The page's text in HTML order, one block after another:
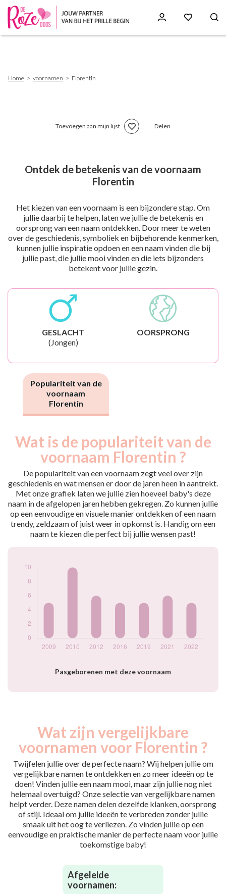
Home voornamen Florentin
Toevoegen aan mijn lijst Delen
Ontdek de betekenis van de voornaam
Florentin
Het kiezen van een voornaam is een bijzondere stap. Om
jullie daarbij te helpen, laten we jullie de betekenis en
oorsprong van een naam ontdekken. Door meer te weten
over de geschiedenis, symboliek en bijbehorende kenmerken,
kunnen jullie inspiratie opdoen en een naam vinden die bij
jullie past, die jullie mooi vinden en die iets bijzonders
betekent voor jullie gezin.
GESLACHT
(Jongen)
OORSPRONG
Populariteit van de
voornaam
Florentin
Wat is de populariteit van de
voornaam Florentin ?
De populariteit van een voornaam zegt veel over zijn
geschiedenis en wat mensen er door de jaren heen in aantrekt.
Met onze grafiek laten we jullie zien hoeveel baby's deze
naam in de afgelopen jaren hebben gekregen. Zo kunnen jullie
op een eenvoudige en visuele manier ontdekken of een naam
trendy, zeldzaam of juist weer in opkomst is. Handig om een
naam te kiezen die perfect bij jullie wensen past!
Pasgeborenen met deze voornaam
par année
Année
Nouveaux-
nés
2010
10
2012
6
2016
5
2019
5
2021
6
2022
5
Wat zijn vergelijkbare
voornamen voor Florentin ?
Twijfelen jullie over de perfecte naam? Wij helpen jullie om
vergelijkbare namen te ontdekken en zo meer ideeën op te
doen! Vinden jullie een naam mooi, maar zijn jullie nog niet
helemaal overtuigd? Onze selectie van vergelijkbare namen
helpt verder. Deze namen delen dezelfde klanken, oorsprong
of stijl. Ideaal om jullie ideeën te verbreden zonder jullie
smaak uit het oog te verliezen. Zo vinden jullie op een
eenvoudige en praktische manier de perfecte naam voor jullie
toekomstige baby!
Afgeleide
voornamen: